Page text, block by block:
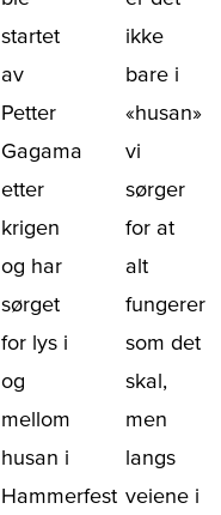
startet
av
Petter
Gagama
etter
krigen
og har
sørget
for lys i
og
mellom
husan i
Hammerfest
ikke
bare i
«husan»
vi
sørger
for at
alt
fungerer
som det
skal,
men
langs
veiene i